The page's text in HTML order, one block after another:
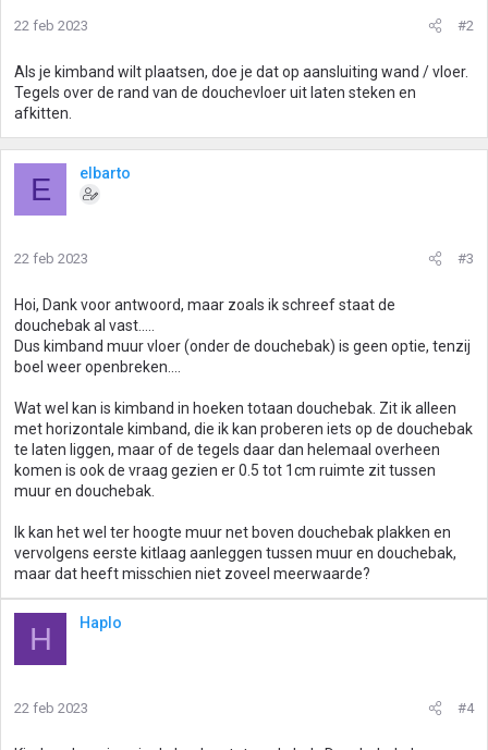
22 feb 2023 #2
Als je kimband wilt plaatsen, doe je dat op aansluiting wand / vloer.
Tegels over de rand van de douchevloer uit laten steken en
afkitten.
E elbarto
22 feb 2023 #3
Hoi, Dank voor antwoord, maar zoals ik schreef staat de
douchebak al vast.....
Dus kimband muur vloer (onder de douchebak) is geen optie, tenzij
boel weer openbreken....
Wat wel kan is kimband in hoeken totaan douchebak. Zit ik alleen
met horizontale kimband, die ik kan proberen iets op de douchebak
te laten liggen, maar of de tegels daar dan helemaal overheen
komen is ook de vraag gezien er 0.5 tot 1cm ruimte zit tussen
muur en douchebak.
Ik kan het wel ter hoogte muur net boven douchebak plakken en
vervolgens eerste kitlaag aanleggen tussen muur en douchebak,
maar dat heeft misschien niet zoveel meerwaarde?
H Haplo
22 feb 2023 #4